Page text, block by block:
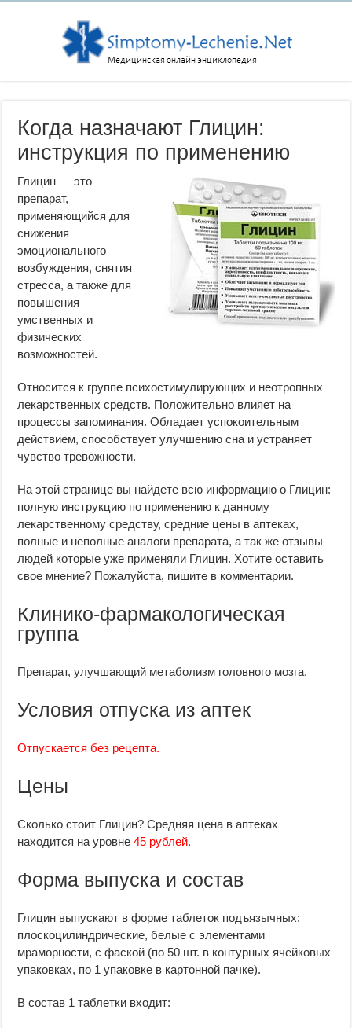
Когда назначают Глицин:
инструкция по применению
Глицин — это
препарат,
применяющийся для
снижения
эмоционального
возбуждения, снятия
стресса, а также для
повышения
умственных и
физических
возможностей.
Относится к группе психостимулирующих и неотропных
лекарственных средств. Положительно влияет на
процессы запоминания. Обладает успокоительным
действием, способствует улучшению сна и устраняет
чувство тревожности.
На этой странице вы найдете всю информацию о Глицин:
полную инструкцию по применению к данному
лекарственному средству, средние цены в аптеках,
полные и неполные аналоги препарата, а так же отзывы
людей которые уже применяли Глицин. Хотите оставить
свое мнение? Пожалуйста, пишите в комментарии.
Клинико-фармакологическая
группа
Препарат, улучшающий метаболизм головного мозга.
Условия отпуска из аптек
Отпускается без рецепта.
Цены
Сколько стоит Глицин? Средняя цена в аптеках
находится на уровне45 рублей.
Форма выпуска и состав
Глицин выпускают в форме таблеток подъязычных:
плоскоцилиндрические, белые с элементами
мраморности, с фаской (по 50 шт. в контурных ячейковых
упаковках, по 1 упаковке в картонной пачке).
В состав 1 таблетки входит: